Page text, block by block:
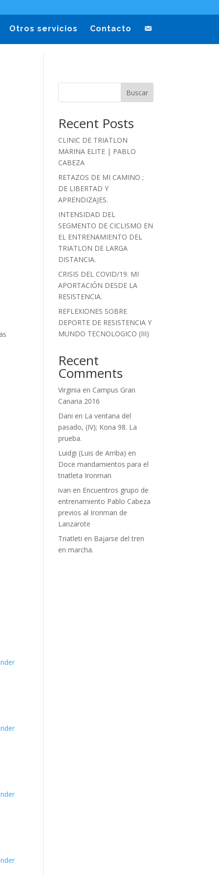
Otros servicios Contacto
Buscar
Recent Posts
CLINIC DE TRIATLON
MARINA ELITE | PABLO
CABEZA
RETAZOS DE MI CAMINO ;
DE LIBERTAD Y
APRENDIZAJES.
INTENSIDAD DEL
SEGMENTO DE CICLISMO EN
EL ENTRENAMIENTO DEL
TRIATLON DE LARGA
DISTANCIA.
CRISIS DEL COVID/19. MI
APORTACIÓN DESDE LA
RESISTENCIA.
REFLEXIONES SOBRE
DEPORTE DE RESISTENCIA Y
MUNDO TECNOLOGICO (III)
Recent
Comments
Virginia en Campus Gran
Canaria 2016
Dani en La ventana del
pasado, (IV); Kona 98. La
prueba.
Luidgi (Luis de Arriba) en
Doce mandamientos para el
triatleta Ironman
ivan en Encuentros grupo de
entrenamiento Pablo Cabeza
previos al Ironman de
Lanzarote
Triatleti en Bajarse del tren
en marcha.